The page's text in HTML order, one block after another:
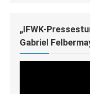
„IFWK-
Gabriel